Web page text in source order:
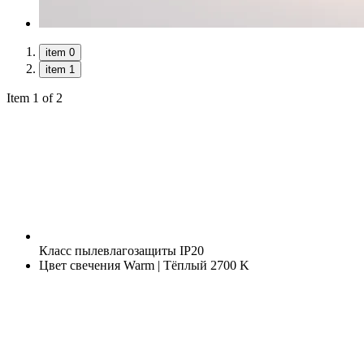
item 0
item 1
Item 1 of 2
Класс пылевлагозащиты IP20
Цвет свечения Warm | Тёплый 2700 K